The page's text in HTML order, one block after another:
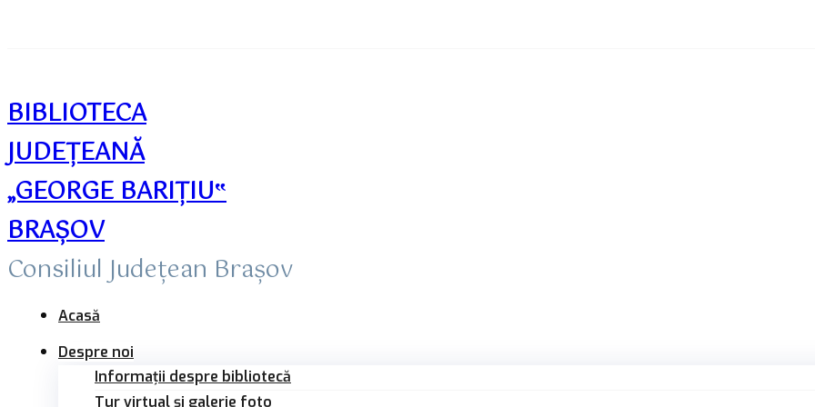
BIBLIOTECA
JUDEȚEANĂ
„GEORGE BARIŢIU‟
BRAŞOV
Consiliul Județean Brașov
Acasă
Despre noi
Informații despre bibliotecă
Tur virtual și galerie foto